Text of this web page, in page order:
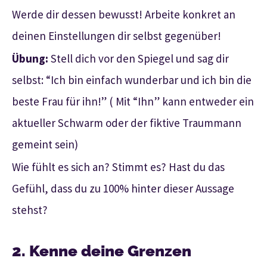
Werde dir dessen bewusst! Arbeite konkret an
deinen Einstellungen dir selbst gegenüber!
Übung: Stell dich vor den Spiegel und sag dir
selbst: “Ich bin einfach wunderbar und ich bin die
beste Frau für ihn!” ( Mit “Ihn” kann entweder ein
aktueller Schwarm oder der fiktive Traummann
gemeint sein)
Wie fühlt es sich an? Stimmt es? Hast du das
Gefühl, dass du zu 100% hinter dieser Aussage
stehst?
2. Kenne deine Grenzen